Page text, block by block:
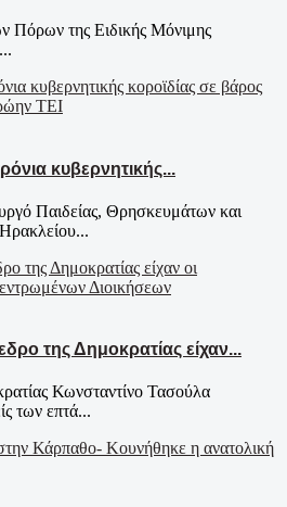
Πόρων της Ειδικής Μόνιμης
κυβερνητικής...
Παιδείας, Θρησκευμάτων και
της Δημοκρατίας είχαν...
Κωνσταντίνο Τασούλα
των επτά...